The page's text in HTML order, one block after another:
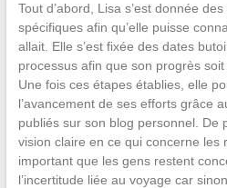
Tout d’abord, Lisa s’est donnée
spécifiques afin qu’elle puisse
allait. Elle s’est fixée des dates
processus afin que son progrès
Une fois ces étapes établies, elle
l’avancement de ses efforts grâce
publiés sur son blog personnel. De
vision claire en ce qui concerne les
important que les gens restent
l’incertitude liée au voyage car